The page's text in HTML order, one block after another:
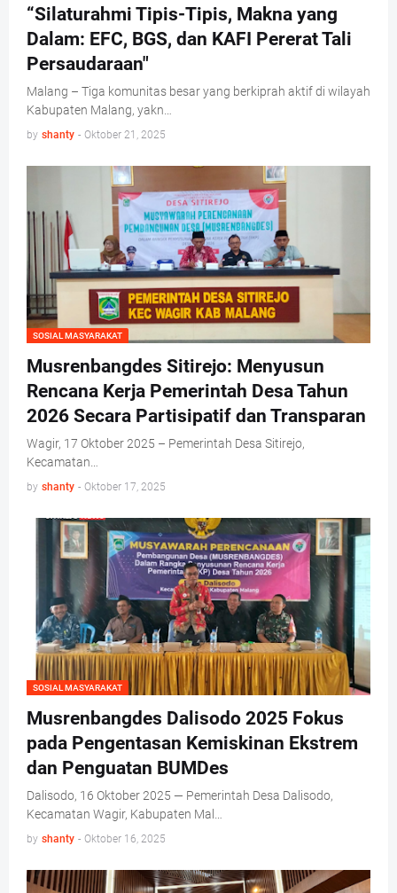
“Silaturahmi Tipis-Tipis, Makna yang
Dalam: EFC, BGS, dan KAFI Pererat Tali
Persaudaraan"
Malang – Tiga komunitas besar yang berkiprah aktif di wilayah
Kabupaten Malang, yakn…
by shanty - Oktober 21, 2025
SOSIAL MASYARAKAT
Musrenbangdes Sitirejo: Menyusun
Rencana Kerja Pemerintah Desa Tahun
2026 Secara Partisipatif dan Transparan
Wagir, 17 Oktober 2025 – Pemerintah Desa Sitirejo,
Kecamatan…
by shanty - Oktober 17, 2025
SOSIAL MASYARAKAT
Musrenbangdes Dalisodo 2025 Fokus
pada Pengentasan Kemiskinan Ekstrem
dan Penguatan BUMDes
Dalisodo, 16 Oktober 2025 — Pemerintah Desa Dalisodo,
Kecamatan Wagir, Kabupaten Mal…
by shanty - Oktober 16, 2025